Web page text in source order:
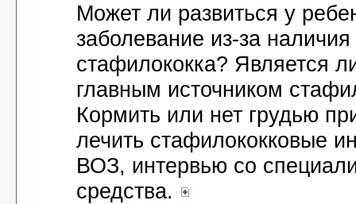
Может ли развиться у
заболевание из-за
стафилококка? Является
главным источником
Кормить или нет грудью
лечить стафилококковые
ВОЗ, интервью со
средства.